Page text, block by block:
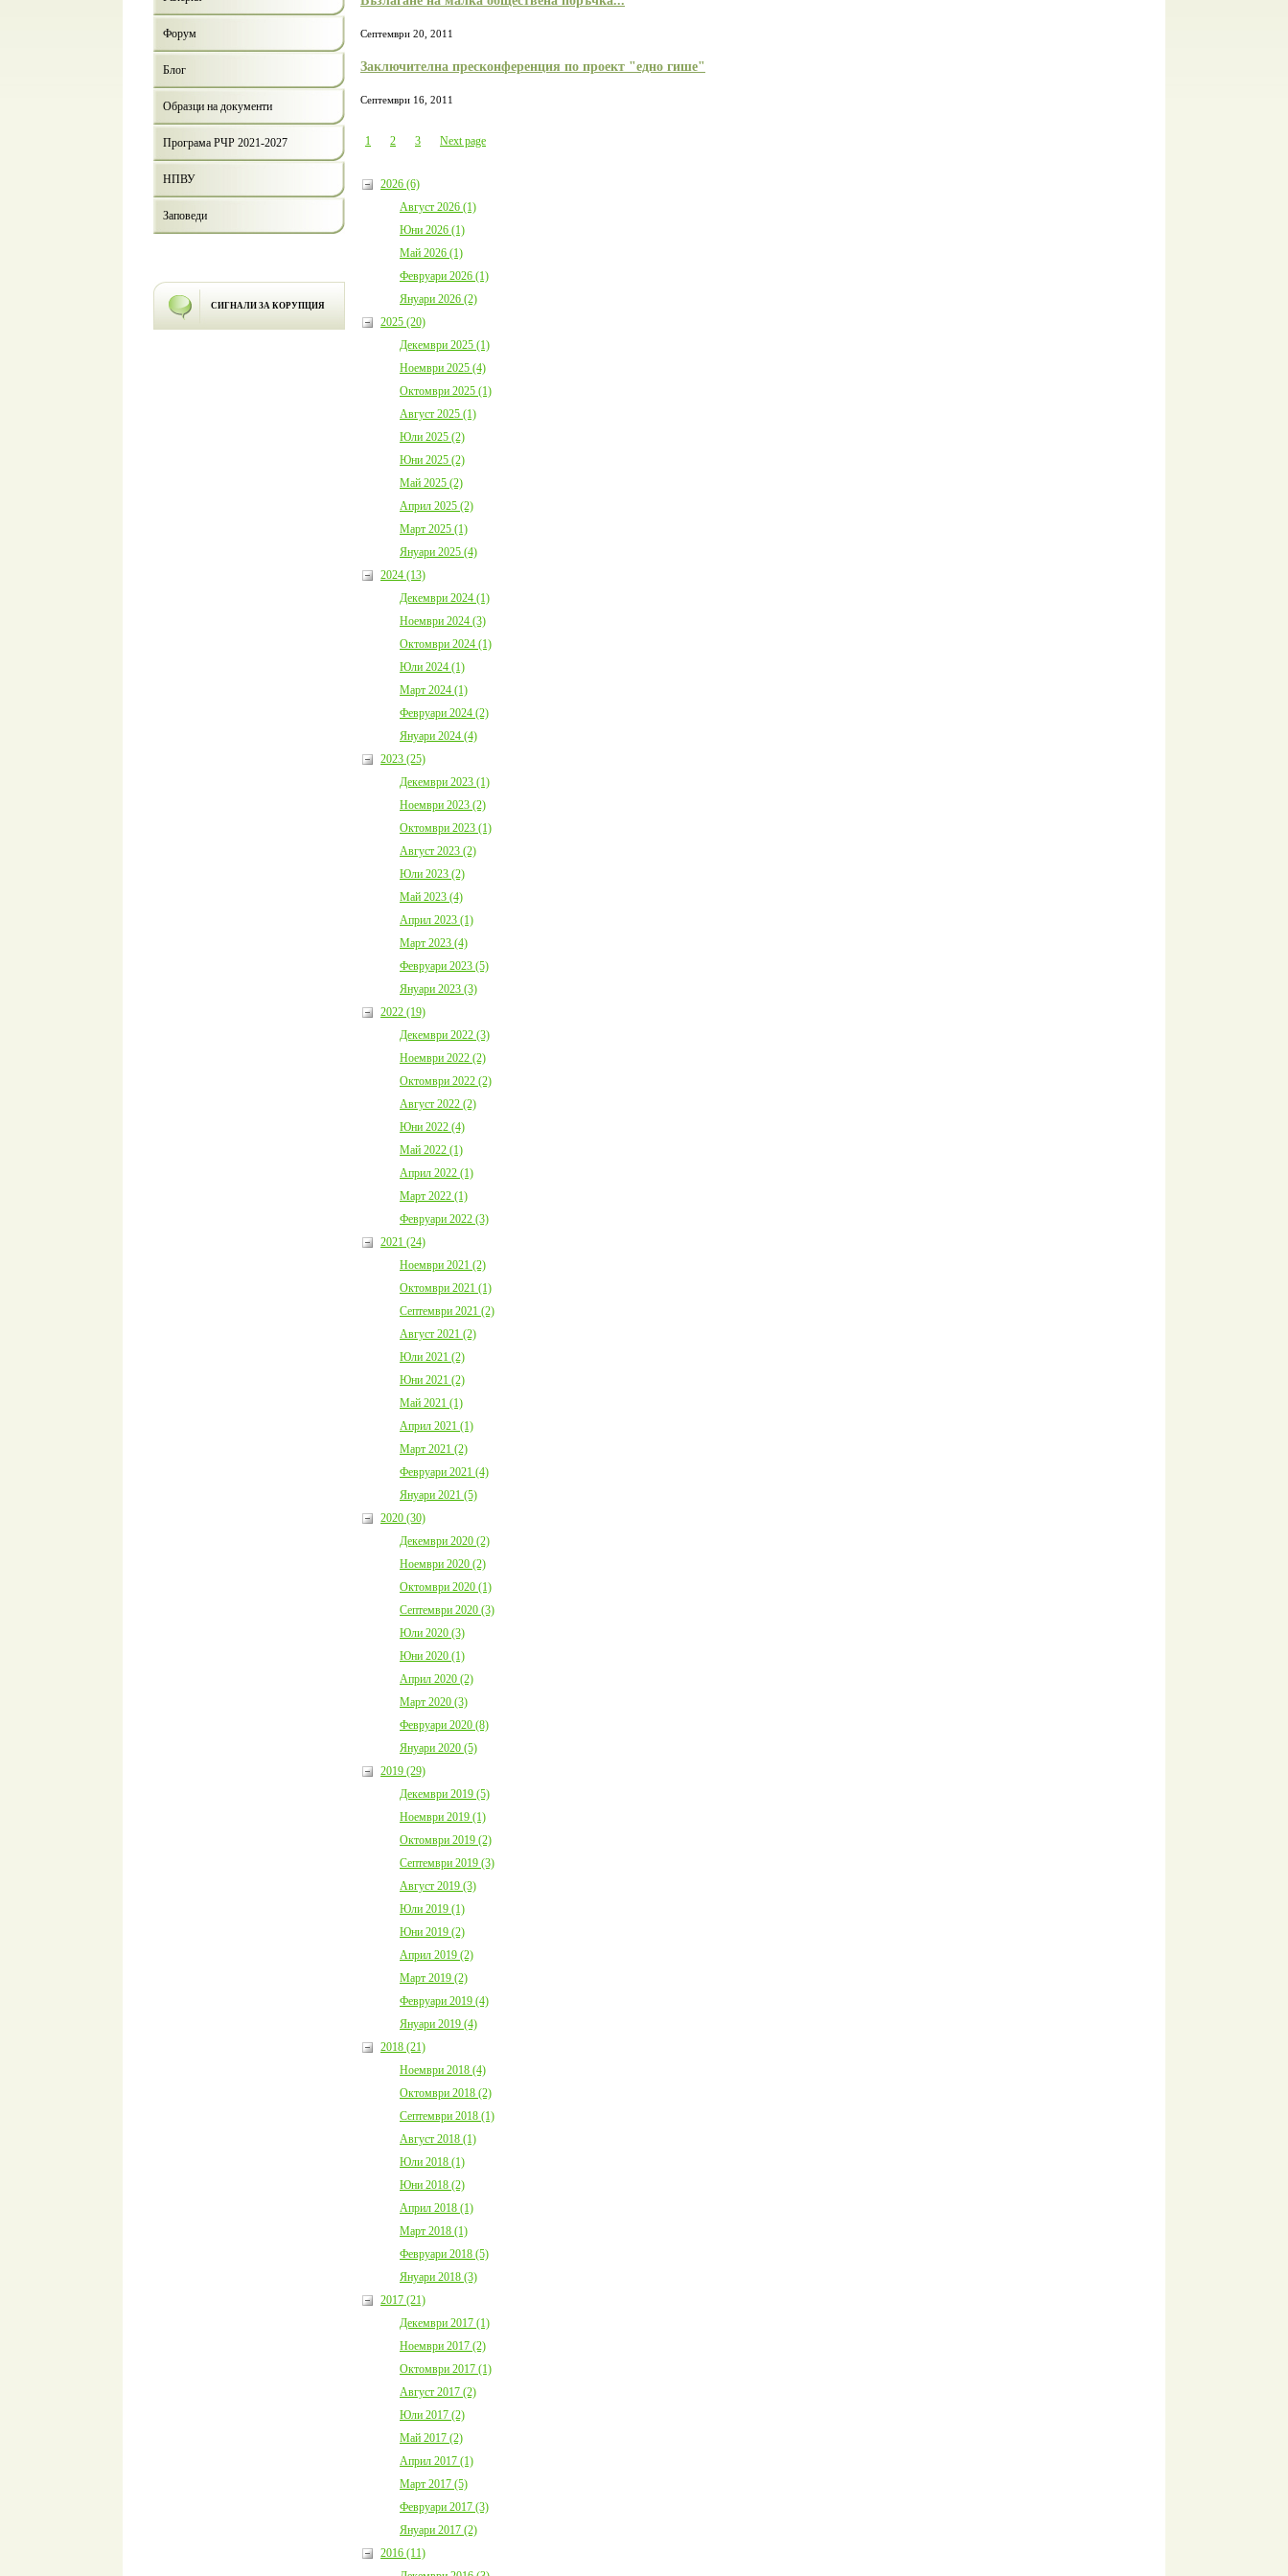
Форум
Блог
Образци на документи
Програма РЧР 2021-2027
НПВУ
Заповеди
СИГНАЛИ ЗА КОРУПЦИЯ
Септември 20, 2011
Заключителна пресконференция по проект "едно гише"
Септември 16, 2011
1 2 3 Next page
2026 (6)
Август 2026 (1)
Юни 2026 (1)
Май 2026 (1)
Февруари 2026 (1)
Януари 2026 (2)
2025 (20)
Декември 2025 (1)
Ноември 2025 (4)
Октомври 2025 (1)
Август 2025 (1)
Юли 2025 (2)
Юни 2025 (2)
Май 2025 (2)
Април 2025 (2)
Март 2025 (1)
Януари 2025 (4)
2024 (13)
Декември 2024 (1)
Ноември 2024 (3)
Октомври 2024 (1)
Юли 2024 (1)
Март 2024 (1)
Февруари 2024 (2)
Януари 2024 (4)
2023 (25)
Декември 2023 (1)
Ноември 2023 (2)
Октомври 2023 (1)
Август 2023 (2)
Юли 2023 (2)
Май 2023 (4)
Април 2023 (1)
Март 2023 (4)
Февруари 2023 (5)
Януари 2023 (3)
2022 (19)
Декември 2022 (3)
Ноември 2022 (2)
Октомври 2022 (2)
Август 2022 (2)
Юни 2022 (4)
Май 2022 (1)
Април 2022 (1)
Март 2022 (1)
Февруари 2022 (3)
2021 (24)
Ноември 2021 (2)
Октомври 2021 (1)
Септември 2021 (2)
Август 2021 (2)
Юли 2021 (2)
Юни 2021 (2)
Май 2021 (1)
Април 2021 (1)
Март 2021 (2)
Февруари 2021 (4)
Януари 2021 (5)
2020 (30)
Декември 2020 (2)
Ноември 2020 (2)
Октомври 2020 (1)
Септември 2020 (3)
Юли 2020 (3)
Юни 2020 (1)
Април 2020 (2)
Март 2020 (3)
Февруари 2020 (8)
Януари 2020 (5)
2019 (29)
Декември 2019 (5)
Ноември 2019 (1)
Октомври 2019 (2)
Септември 2019 (3)
Август 2019 (3)
Юли 2019 (1)
Юни 2019 (2)
Април 2019 (2)
Март 2019 (2)
Февруари 2019 (4)
Януари 2019 (4)
2018 (21)
Ноември 2018 (4)
Октомври 2018 (2)
Септември 2018 (1)
Август 2018 (1)
Юли 2018 (1)
Юни 2018 (2)
Април 2018 (1)
Март 2018 (1)
Февруари 2018 (5)
Януари 2018 (3)
2017 (21)
Декември 2017 (1)
Ноември 2017 (2)
Октомври 2017 (1)
Август 2017 (2)
Юли 2017 (2)
Май 2017 (2)
Април 2017 (1)
Март 2017 (5)
Февруари 2017 (3)
Януари 2017 (2)
2016 (11)